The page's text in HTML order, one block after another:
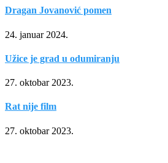
Dragan Jovanović pomen
24. januar 2024.
Užice je grad u odumiranju
27. oktobar 2023.
Rat nije film
27. oktobar 2023.